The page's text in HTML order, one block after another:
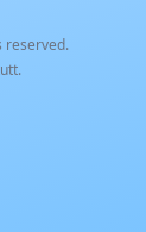
reserved.